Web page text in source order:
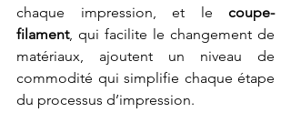
chaque impression, et le coupe-
filament, qui facilite le changement de
matériaux, ajoutent un niveau de
commodité qui simplifie chaque étape
du processus d’impression.